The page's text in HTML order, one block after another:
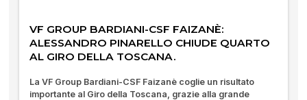
VF GROUP BARDIANI-CSF FAIZANÈ:
ALESSANDRO PINARELLO CHIUDE QUARTO
AL GIRO DELLA TOSCANA.
La VF Group Bardiani-CSF Faizanè coglie un risultato
importante al Giro della Toscana, grazie alla grande